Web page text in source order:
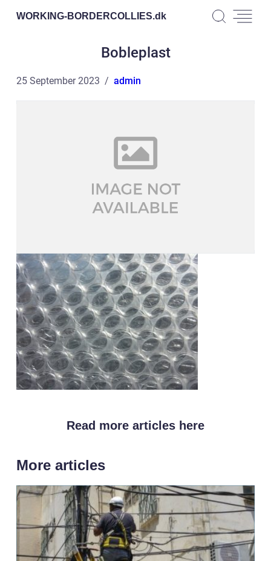
WORKING-BORDERCOLLIES.dk
Bobleplast
25 September 2023 admin
Read more articles here
More articles